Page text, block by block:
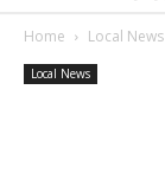
Home Local News
Local News